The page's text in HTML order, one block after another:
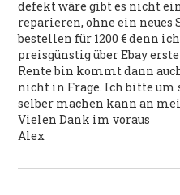
defekt wäre gibt es nicht
reparieren, ohne ein neues
bestellen für 1200 € denn
preisgünstig über Ebay
Rente bin kommt dann
nicht in Frage. Ich bitte
selber machen kann an
Vielen Dank im voraus
Alex